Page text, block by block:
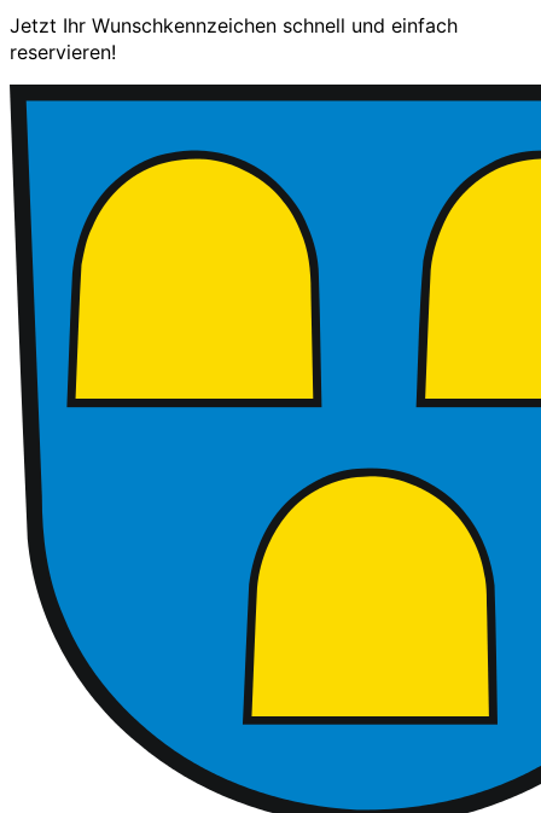
Jetzt Ihr Wunschkennzeichen schnell und einfach
reservieren!